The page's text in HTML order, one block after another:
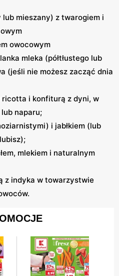
mieszany) z twarogiem i
owocowym
mleka (półtłustego lub
(jeśli nie możesz zacząć dnia
ricotta i konfiturą z dyni, w
naparu;
i jabłkiem (lub
mlekiem i naturalnym
z indyka w towarzystwie